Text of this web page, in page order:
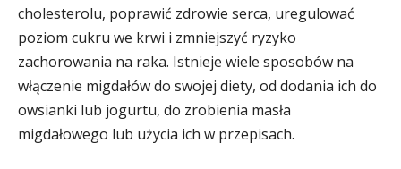
cholesterolu, poprawić zdrowie serca, uregulować
poziom cukru we krwi i zmniejszyć ryzyko
zachorowania na raka. Istnieje wiele sposobów na
włączenie migdałów do swojej diety, od dodania ich do
owsianki lub jogurtu, do zrobienia masła
migdałowego lub użycia ich w przepisach.